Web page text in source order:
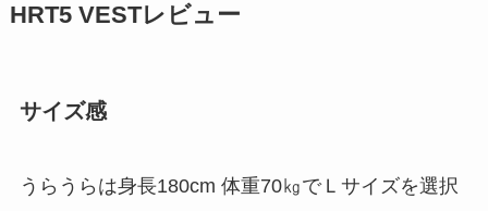
HRT5 VESTレビュー
サイズ感
うらうらは身長180cm 体重70㎏でＬサイズを選択